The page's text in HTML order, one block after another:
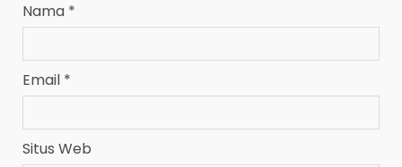
Nama *
Email *
Situs Web